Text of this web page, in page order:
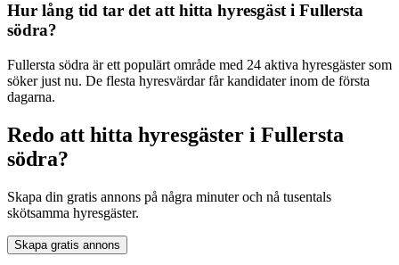
Hur lång tid tar det att hitta hyresgäst i Fullersta
södra?
Fullersta södra är ett populärt område med 24 aktiva hyresgäster som
söker just nu. De flesta hyresvärdar får kandidater inom de första
dagarna.
Redo att hitta hyresgäster i Fullersta
södra?
Skapa din gratis annons på några minuter och nå tusentals
skötsamma hyresgäster.
Skapa gratis annons